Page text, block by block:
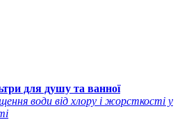
для душу та ванної
води від хлору і жорсткості у